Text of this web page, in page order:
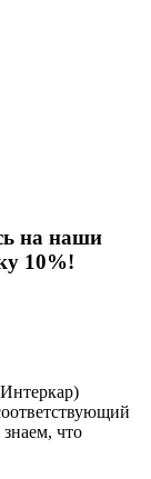
на наши
10%!
что